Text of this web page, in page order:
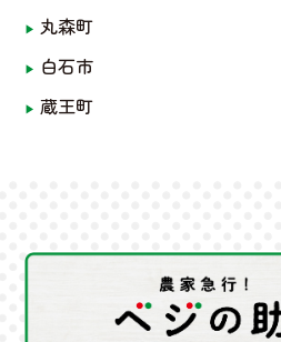
丸森町
白石市
蔵王町